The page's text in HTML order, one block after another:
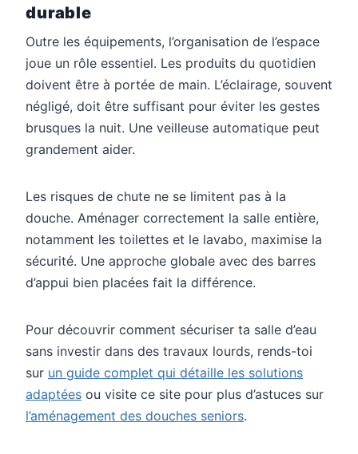
durable
Outre les équipements, l’organisation de l’espace
joue un rôle essentiel. Les produits du quotidien
doivent être à portée de main. L’éclairage, souvent
négligé, doit être suffisant pour éviter les gestes
brusques la nuit. Une veilleuse automatique peut
grandement aider.
Les risques de chute ne se limitent pas à la
douche. Aménager correctement la salle entière,
notamment les toilettes et le lavabo, maximise la
sécurité. Une approche globale avec des barres
d’appui bien placées fait la différence.
Pour découvrir comment sécuriser ta salle d’eau
sans investir dans des travaux lourds, rends-toi
sur un guide complet qui détaille les solutions
adaptées ou visite ce site pour plus d’astuces sur
l’aménagement des douches seniors.